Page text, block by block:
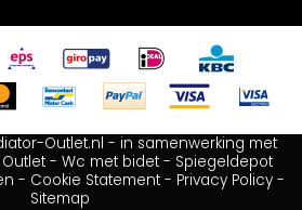
Outlet.nl - in samenwerking met
- Wc met bidet - Spiegeldepot
- Cookie Statement- Privacy Policy-
Sitemap